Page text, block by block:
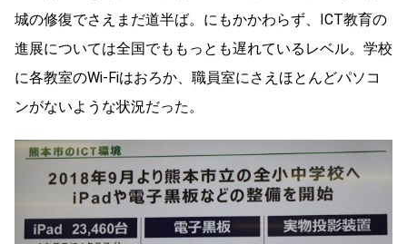
城の修復でさえまだ道半ば。にもかかわらず、ICT教育の
進展については全国でももっとも遅れているレベル。学校
に各教室のWi-Fiはおろか、職員室にさえほとんどパソコ
ンがないような状況だった。